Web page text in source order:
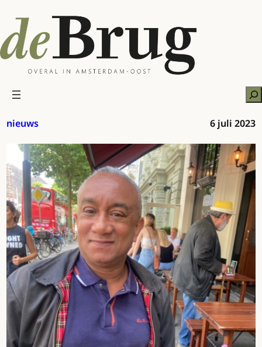
naar
de
inhoud
nieuws 6 juli 2023